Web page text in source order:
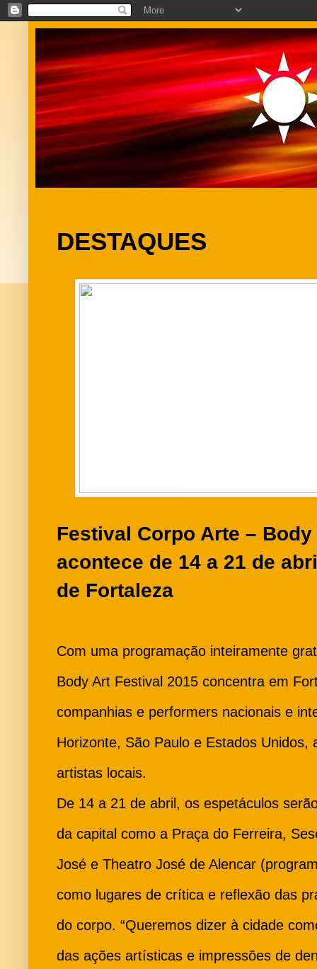
DESTAQUES
Festival Corpo Arte –
acontece de 14 a 21 de
de Fortaleza
Com uma programação inteiramente
Body Art Festival 2015 concentra em
companhias e performers nacionais e
Horizonte, São Paulo e Estados Unidos,
artistas locais.
De 14 a 21 de abril, os espetáculos
da capital como a Praça do Ferreira,
José e Theatro José de Alencar
como lugares de crítica e reflexão das
do corpo. “Queremos dizer à cidade
das ações artísticas e impressões de